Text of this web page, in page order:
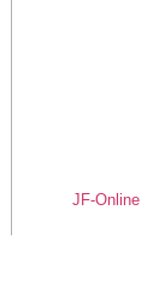
JF-Online